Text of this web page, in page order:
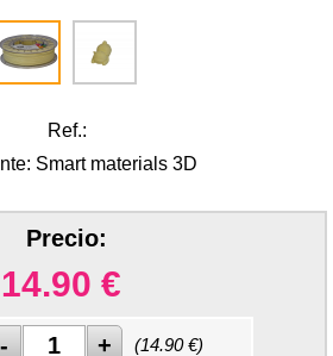
Ref.:
Smart materials 3D
Precio:
14.90 €
(14.90€)